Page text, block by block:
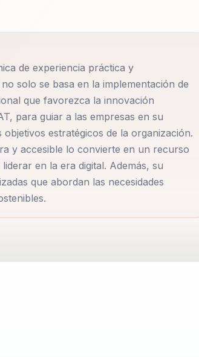
Evolución Digital y la Cuarta
Gabriel ha dedicado más de 20
Manager para Latinoamérica en
de GAT DIGITAL y docente de
de Colombia. Su trayectoria como
su conocimiento en múltiples
la implementación de estrategias y
digital GAT y el modelo de
en su transición hacia plataformas
de experiencia práctica y
solo se basa en la implementación de
que favorezca la innovación
para guiar a las empresas en su
estratégicos de la organización.
y accesible lo convierte en un recurso
en la era digital. Además, su
que abordan las necesidades